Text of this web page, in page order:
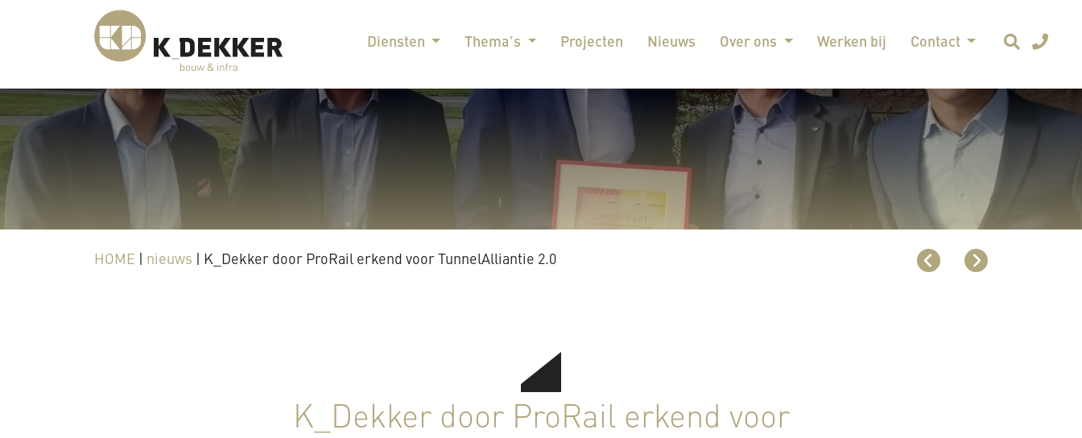
Diensten Thema’s Projecten Nieuws Over ons Werken bij Contact
HOME nieuws K_Dekker door ProRail erkend voor TunnelAlliantie 2.0
K_Dekker door ProRail erkend voor